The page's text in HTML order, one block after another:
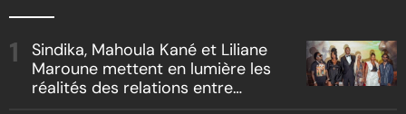
Sindika, Mahoula Kané et Liliane
Maroune mettent en lumière les
réalités des relations entre